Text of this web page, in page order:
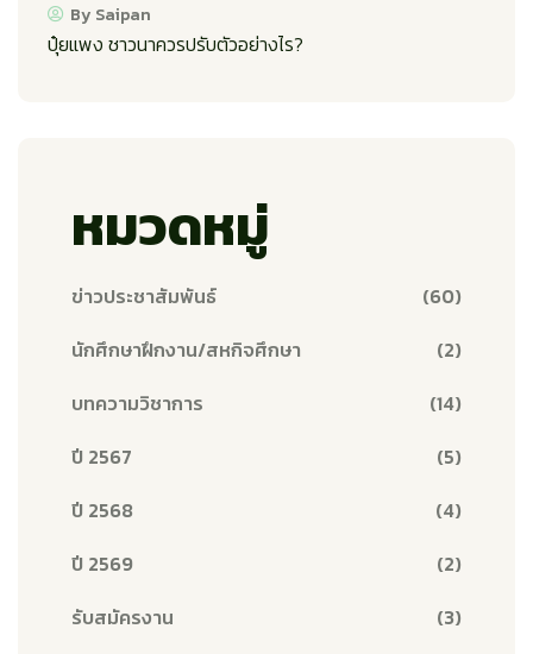
ปุ๋ยแพง ชาวนาควรปรับตัวอย่างไร?
By Saipan
หมวดหมู่
ข่าวประชาสัมพันธ์
(60)
นักศึกษาฝึกงาน/สหกิจศึกษา
(2)
บทความวิชาการ
(14)
ปี 2567
(5)
ปี 2568
(4)
ปี 2569
(2)
รับสมัครงาน
(3)